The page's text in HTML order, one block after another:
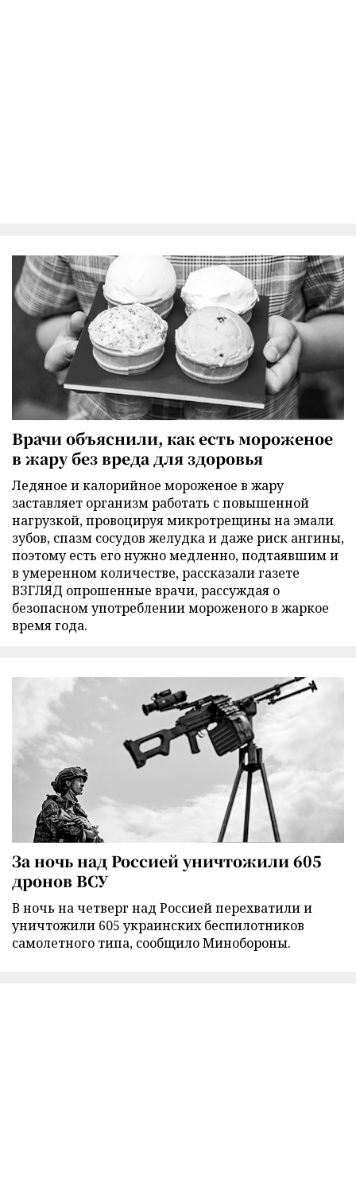
Врачи объяснили, как есть мороженое
в жару без вреда для здоровья
Ледяное и калорийное мороженое в жару
заставляет организм работать с повышенной
нагрузкой, провоцируя микротрещины на эмали
зубов, спазм сосудов желудка и даже риск ангины,
поэтому есть его нужно медленно, подтаявшим и
в умеренном количестве, рассказали газете
ВЗГЛЯД опрошенные врачи, рассуждая о
безопасном употреблении мороженого в жаркое
время года.
За ночь над Россией уничтожили 605
дронов ВСУ
В ночь на четверг над Россией перехватили и
уничтожили 605 украинских беспилотников
самолетного типа, сообщило Минобороны.